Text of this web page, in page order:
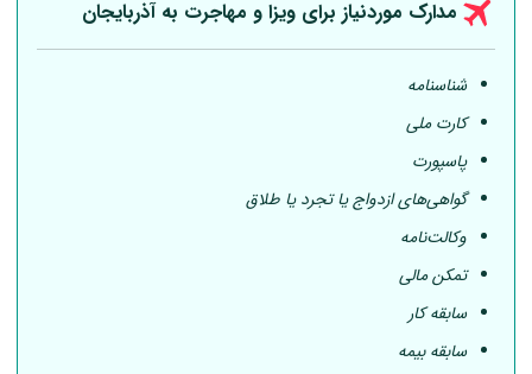
مدارک موردنیاز برای ویزا و مهاجرت به آذربایجان
شناسنامه
کارت ملی
پاسپورت
گواهی‌های ازدواج یا تجرد یا طلاق
وکالت‌نامه
تمکن مالی
سابقه کار
سابقه بیمه